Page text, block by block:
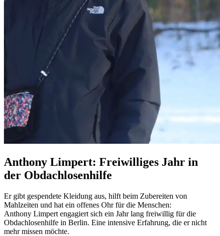
Anthony Limpert: Freiwilliges Jahr in
der Obdach­losen­hilfe
Er gibt gespendete Kleidung aus, hilft beim Zubereiten von
Mahlzeiten und hat ein offenes Ohr für die Menschen:
Anthony Limpert engagiert sich ein Jahr lang freiwillig für die
Obdachlosenhilfe in Berlin. Eine intensive Erfahrung, die er nicht
mehr missen möchte.